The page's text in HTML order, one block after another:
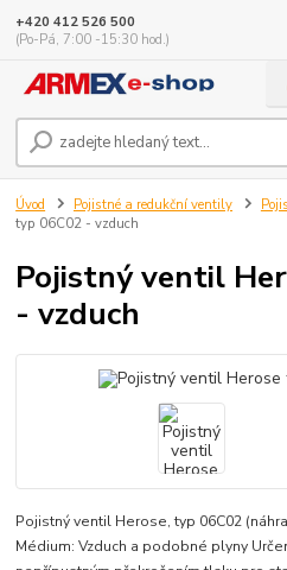
+420 412 526 500
(Po-Pá, 7:00 -15:30 hod.)
Úvod Pojistné a redukční ventily
typ 06C02 - vzduch
Pojistný ventil
- vzduch
Pojistný ventil Herose, typ 06C02
Médium: Vzduch a podobné plyny